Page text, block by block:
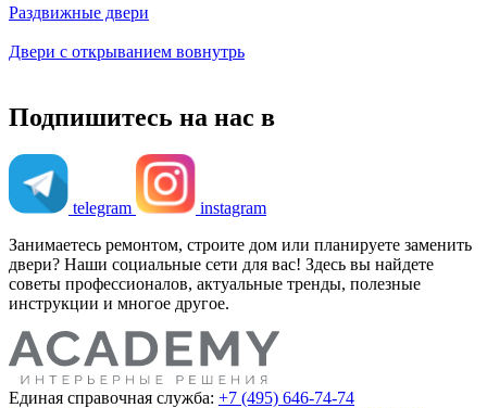
Раздвижные двери
Двери с открыванием вовнутрь
Подпишитесь на нас в
telegram
instagram
Занимаетесь ремонтом, строите дом или планируете заменить
двери? Наши социальные сети для вас! Здесь вы найдете
советы профессионалов, актуальные тренды, полезные
инструкции и многое другое.
Единая справочная служба: +7 (495) 646-74-74